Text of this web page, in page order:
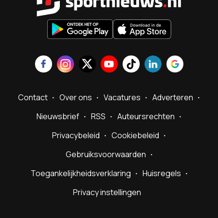
Contact Over ons Vacatures
Adverteren
Nieuwsbrief
RSS
Auteursrechten
Privacybeleid
Cookiebeleid
Gebruiksvoorwaarden
Toegankelijkheidsverklaring
Huisregels
Privacy instellingen